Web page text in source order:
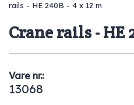
rails - HE 240B - 4 x 12 m
Crane rails - HE
Vare nr.:
13068